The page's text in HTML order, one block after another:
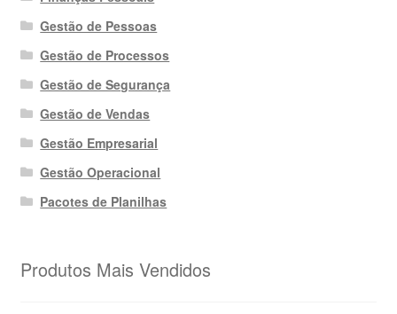
Gestão de Pessoas
Gestão de Processos
Gestão de Segurança
Gestão de Vendas
Gestão Empresarial
Gestão Operacional
Pacotes de Planilhas
Produtos Mais Vendidos